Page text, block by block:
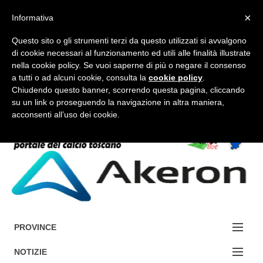
FORUM-ACCEDI
Accedi / Registrati
PROVINCE
EDIZIONE:
NOTIZIE
×
Informativa
Questo sito o gli strumenti terzi da questo utilizzati si avvalgono
di cookie necessari al funzionamento ed utili alle finalità illustrate
nella cookie policy. Se vuoi saperne di più o negare il consenso
a tutti o ad alcuni cookie, consulta la cookie policy
Chiudendo questo banner, scorrendo questa pagina, cliccando
su un link o proseguendo la navigazione in altra maniera,
acconsenti all’uso dei cookie.